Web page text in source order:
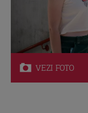
VEZI FOTO